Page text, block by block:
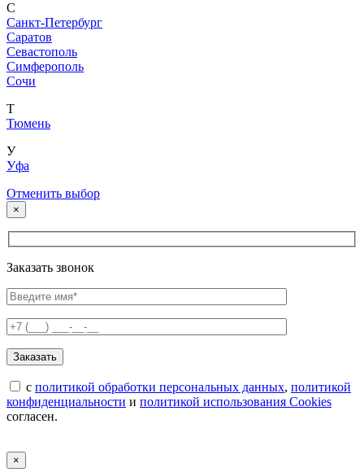
С
Санкт-Петербург
Саратов
Севастополь
Симферополь
Сочи
Т
Тюмень
У
Уфа
Отменить выбор
×
Заказать звонок
с политикой обработки персональных данных, политикой
конфиденциальности и политикой использования Cookies
согласен.
×